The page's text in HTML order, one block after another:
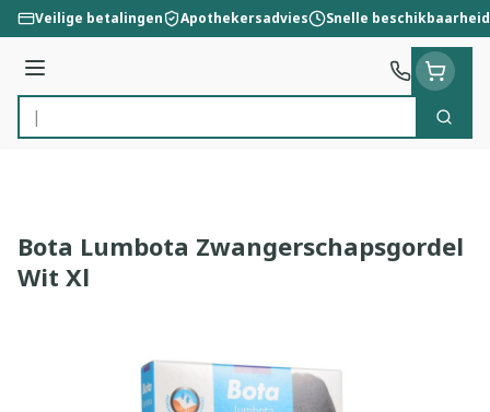
Ga naar de inhoud
Veilige betalingen Apothekersadvies Snelle beschikbaarheid
Menu
Product, merk, categorie...
Zoek
Bota Lumbota Zwangerschapsgordel
Wit Xl